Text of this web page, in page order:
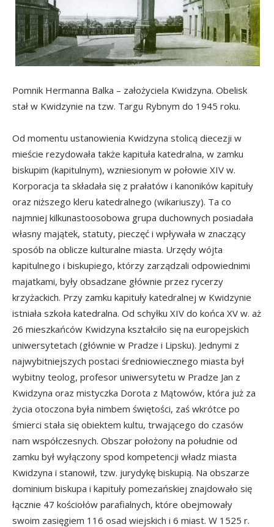
Pomnik Hermanna Balka – założyciela Kwidzyna. Obelisk
stał w Kwidzynie na tzw. Targu Rybnym do 1945 roku.
Od momentu ustanowienia Kwidzyna stolicą diecezji w
mieście rezydowała także kapituła katedralna, w zamku
biskupim (kapitulnym), wzniesionym w połowie XIV w.
Korporacja ta składała się z prałatów i kanoników kapituły
oraz niższego kleru katedralnego (wikariuszy). Ta co
najmniej kilkunastoosobowa grupa duchownych posiadała
własny majątek, statuty, pieczęć i wpływała w znaczący
sposób na oblicze kulturalne miasta. Urzędy wójta
kapitulnego i biskupiego, którzy zarządzali odpowiednimi
majatkami, były obsadzane głównie przez rycerzy
krzyżackich. Przy zamku kapituły katedralnej w Kwidzynie
istniała szkoła katedralna. Od schyłku XIV do końca XV w. aż
26 mieszkańców Kwidzyna kształciło się na europejskich
uniwersytetach (głównie w Pradze i Lipsku). Jednymi z
najwybitniejszych postaci średniowiecznego miasta był
wybitny teolog, profesor uniwersytetu w Pradze Jan z
Kwidzyna oraz mistyczka Dorota z Mątowów, która już za
życia otoczona była nimbem świętości, zaś wkrótce po
śmierci stała się obiektem kultu, trwającego do czasów
nam współczesnych. Obszar położony na południe od
zamku był wyłączony spod kompetencji władz miasta
Kwidzyna i stanowił, tzw. jurydykę biskupią. Na obszarze
dominium biskupa i kapituły pomezańskiej znajdowało się
łącznie 47 kościołów parafialnych, które obejmowały
swoim zasięgiem 116 osad wiejskich i 6 miast. W 1525 r.